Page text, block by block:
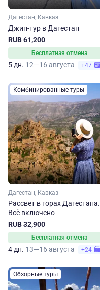
Дагестан, Кавказ
Джип-тур в Дагестан
RUB 61,200
Бесплатная отмена
5 дн. 12—16 августа +47
Комбинированные туры
Дагестан, Кавказ
Рассвет в горах Дагестана.
Всё включено
RUB 32,900
Бесплатная отмена
4 дн. 13—16 августа +24
Обзорные туры